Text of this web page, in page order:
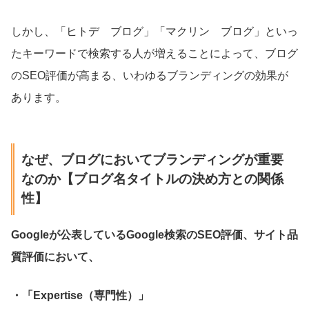
しかし、「ヒトデ ブログ」「マクリン ブログ」といっ
たキーワードで検索する人が増えることによって、ブログ
のSEO評価が高まる、いわゆるブランディングの効果が
あります。
なぜ、ブログにおいてブランディングが重要
なのか【ブログ名タイトルの決め方との関係
性】
Googleが公表しているGoogle検索のSEO評価、サイト品
質評価において、
・「Expertise（専門性）」